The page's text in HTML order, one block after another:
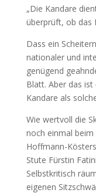
„Die Kandare
überprüft, ob das
Dass ein
nationaler und
genügend
Blatt. Aber das
Kandare als
Wie wertvoll die
noch einmal
Hoffmann-
Stute Fürstin
Selbstkritisch
eigenen